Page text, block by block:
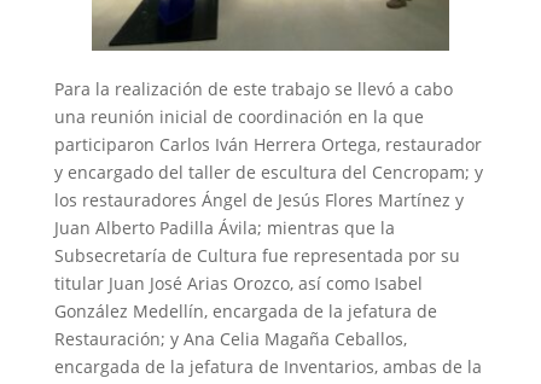
Para la realización de este trabajo se llevó a cabo
una reunión inicial de coordinación en la que
participaron Carlos Iván Herrera Ortega, restaurador
y encargado del taller de escultura del Cencropam; y
los restauradores Ángel de Jesús Flores Martínez y
Juan Alberto Padilla Ávila; mientras que la
Subsecretaría de Cultura fue representada por su
titular Juan José Arias Orozco, así como Isabel
González Medellín, encargada de la jefatura de
Restauración; y Ana Celia Magaña Ceballos,
encargada de la jefatura de Inventarios, ambas de la